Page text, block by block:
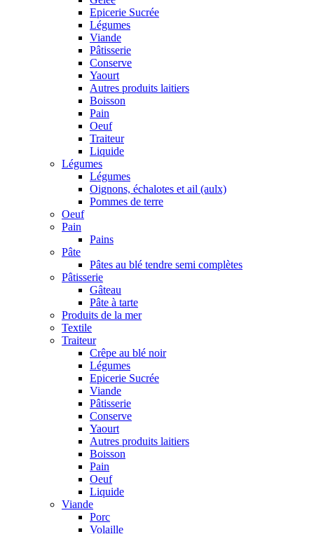
Epicerie Sucrée
Légumes
Viande
Pâtisserie
Conserve
Yaourt
Autres produits laitiers
Boisson
Pain
Oeuf
Traiteur
Liquide
Légumes
Légumes
Oignons, échalotes et ail (aulx)
Pommes de terre
Oeuf
Pain
Pains
Pâte
Pâtes au blé tendre semi complètes
Pâtisserie
Gâteau
Pâte à tarte
Produits de la mer
Textile
Traiteur
Crêpe au blé noir
Légumes
Epicerie Sucrée
Viande
Pâtisserie
Conserve
Yaourt
Autres produits laitiers
Boisson
Pain
Oeuf
Liquide
Viande
Porc
Volaille